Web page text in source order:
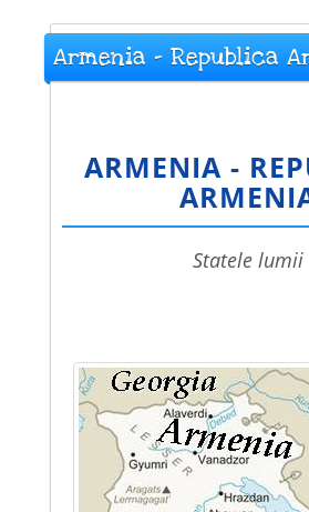
Armenia - Republica
ARMENIA -
statele lumii